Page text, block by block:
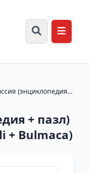
(энциклопедия +
+ пазл)
+ Bulmaca)